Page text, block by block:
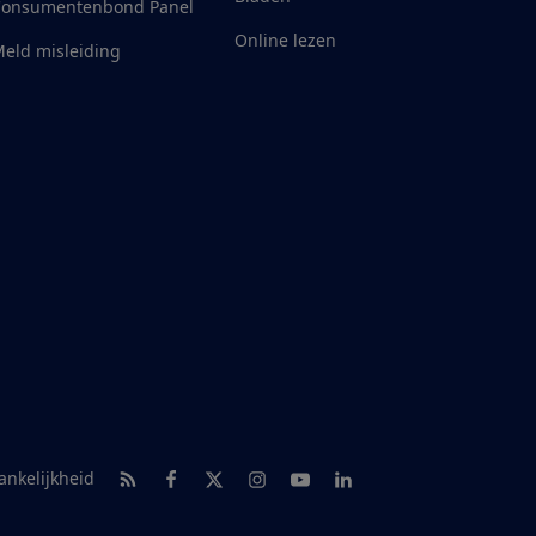
Panel
misleiding
Online lezen
RSS-feed nieuws
Facebook
TwitterInstagram
YoutubeLinkedIn